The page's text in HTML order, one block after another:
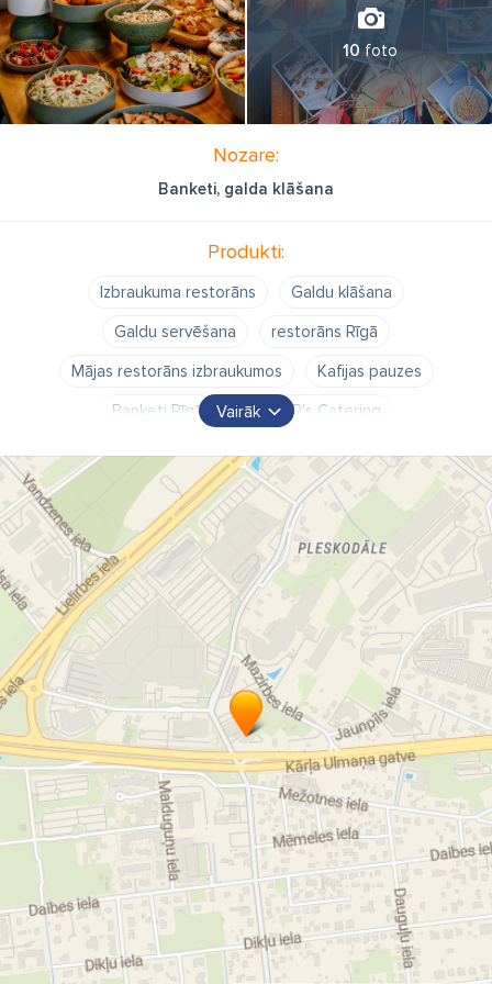
10 foto
Nozare:
Banketi, galda klāšana
Produkti:
Izbraukuma restorāns
Galdu klāšana
Galdu servēšana
restorāns Rīgā
Mājas restorāns izbraukumos
Kafijas pauzes
Banketi Rīgā
CORNER's Catering
Kāzu ēdinātāji
Izbraukuma bankets
Brančs
Konditoreja
Ielu tirdzniecība
Mājas labumi
Vakariņas
Pusdienas
Restorāns Latvijā
Restorāns CORNER’s
Izbraukuma banketi
Mājas kafejnīcu dienas
Rīga
Latvija
Svētku galds
Svētki Banketi Bēres
Vairāk